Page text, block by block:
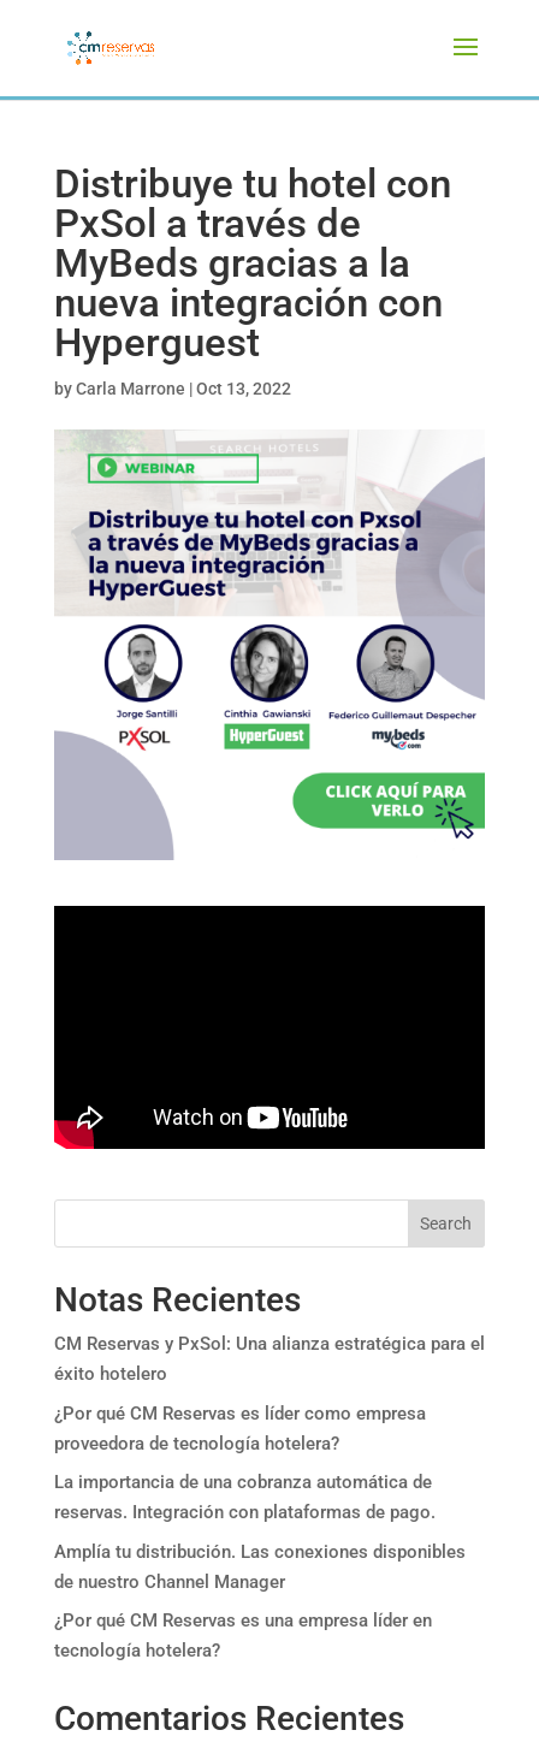
Distribuye tu hotel con
PxSol a través de
MyBeds gracias a la
nueva integración con
Hyperguest
byCarla Marrone |Oct 13, 2022
Search
Notas Recientes
CM Reservas y PxSol: Una alianza estratégica para el
éxito hotelero
¿Por qué CM Reservas es líder como empresa
proveedora de tecnología hotelera?
La importancia de una cobranza automática de
reservas. Integración con plataformas de pago.
Amplía tu distribución. Las conexiones disponibles
de nuestro Channel Manager
¿Por qué CM Reservas es una empresa líder en
tecnología hotelera?
Comentarios Recientes